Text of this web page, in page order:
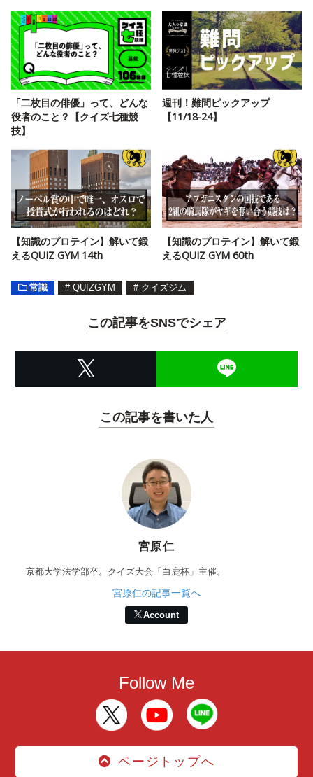
「二枚目の俳優」って、どんな
役者のこと？【クイズ七種競
技】
週刊！難問ピックアップ
【11/18-24】
【知識のプロテイン】解いて鍛
えるQUIZ GYM 14th
【知識のプロテイン】解いて鍛
えるQUIZ GYM 60th
常識 # QUIZGYM # クイズジム
この記事をSNSでシェア
この記事を書いた人
宮原仁
京都大学法学部卒。クイズ大会「白鹿杯」主催。
宮原仁の記事一覧へ
Account
Follow Me
ページトップへ